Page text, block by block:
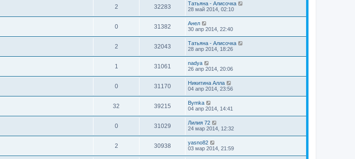
2 32283
Татьяна - Алисочка
28 май 2014, 02:10
0 31382
Анел
30 апр 2014, 22:40
2 32043
Татьяна - Алисочка
28 апр 2014, 18:26
1 31061
nadya
26 апр 2014, 20:06
0 31170
Никитина Алла
04 апр 2014, 23:56
32 39215
Bymka
04 апр 2014, 14:41
0 31029
Лилия 72
24 мар 2014, 12:32
2 30938
yasno82
03 мар 2014, 21:59